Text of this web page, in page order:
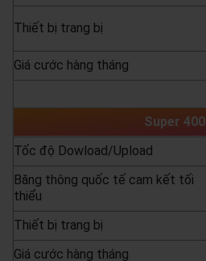
Thiết bị trang bị
Giá cước hàng tháng
Super 400
Tốc độ Dowload/Upload
Băng thông quốc tế cam kết tối
thiểu
Thiết bị trang bị
Giá cước hàng tháng